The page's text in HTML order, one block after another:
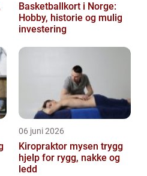
Basketballkort i Norge:
Hobby, historie og mulig
investering
06 juni 2026
Kiropraktor mysen trygg
hjelp for rygg, nakke og
ledd